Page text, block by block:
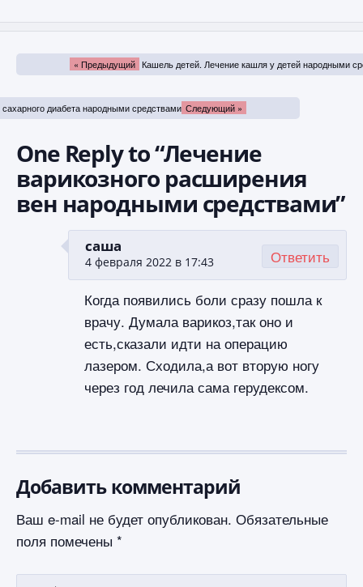
« Предыдущий Кашель детей. Лечение кашля у детей народными
диабета народными средствами Следующий »
One Reply to “Лечение
варикозного расширения
вен народными средствами”
саша
4 февраля 2022 в 17:43
Когда появились боли сразу пошла к
врачу. Думала варикоз,так оно и
есть,сказали идти на операцию
лазером. Сходила,а вот вторую ногу
через год лечила сама герудексом.
Ответить
Добавить комментарий
Ваш e-mail не будет опубликован. Обязательные
поля помечены *